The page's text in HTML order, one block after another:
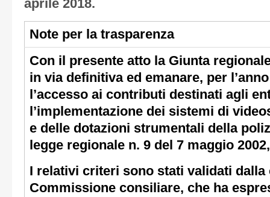
aprile 2018.
Note per la trasparenza
Con il presente atto la Giunta
in via definitiva ed emanare, per
l’accesso ai contributi destinati agli
l’implementazione dei sistemi di
e delle dotazioni strumentali della
legge regionale n. 9 del 7 maggio
I relativi criteri sono stati validati dalla
Commissione consiliare, che ha